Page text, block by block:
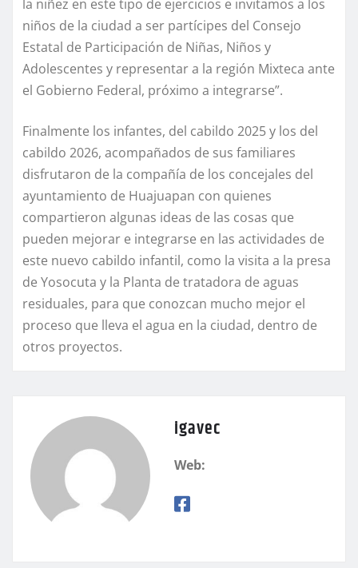
la niñez en este tipo de ejercicios e invitamos a los
niños de la ciudad a ser partícipes del Consejo
Estatal de Participación de Niñas, Niños y
Adolescentes y representar a la región Mixteca ante
el Gobierno Federal, próximo a integrarse”.
Finalmente los infantes, del cabildo 2025 y los del
cabildo 2026, acompañados de sus familiares
disfrutaron de la compañía de los concejales del
ayuntamiento de Huajuapan con quienes
compartieron algunas ideas de las cosas que
pueden mejorar e integrarse en las actividades de
este nuevo cabildo infantil, como la visita a la presa
de Yosocuta y la Planta de tratadora de aguas
residuales, para que conozcan mucho mejor el
proceso que lleva el agua en la ciudad, dentro de
otros proyectos.
igavec
Web: